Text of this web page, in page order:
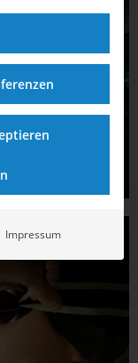
Impressum